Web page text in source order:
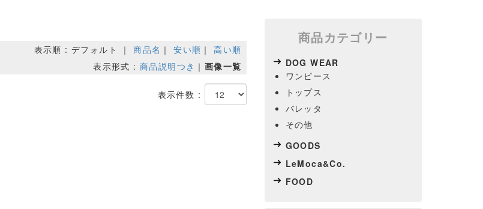
表示順 : デフォルト ｜商品名 ｜安い順 ｜高い順
表示形式 :商品説明つき ｜ 画像一覧
表示件数 :
商品カテゴリー
DOG WEAR
ワンピース
トップス
バレッタ
その他
GOODS
LeMoca&Co.
FOOD